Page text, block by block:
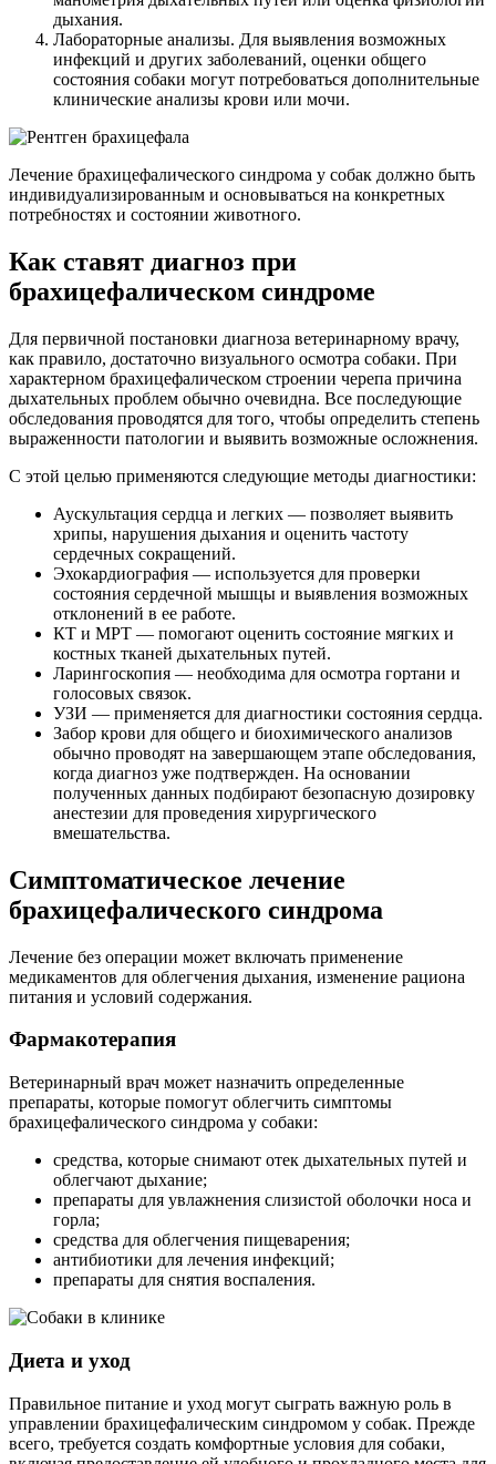
дыхания.
Лабораторные анализы. Для выявления возможных
инфекций и других заболеваний, оценки общего
состояния собаки могут потребоваться дополнительные
клинические анализы крови или мочи.
Лечение брахицефалического синдрома у собак должно быть
индивидуализированным и основываться на конкретных
потребностях и состоянии животного.
Как ставят диагноз при
брахицефалическом синдроме
Для первичной постановки диагноза ветеринарному врачу,
как правило, достаточно визуального осмотра собаки. При
характерном брахицефалическом строении черепа причина
дыхательных проблем обычно очевидна. Все последующие
обследования проводятся для того, чтобы определить степень
выраженности патологии и выявить возможные осложнения.
С этой целью применяются следующие методы диагностики:
Аускультация сердца и легких — позволяет выявить
хрипы, нарушения дыхания и оценить частоту
сердечных сокращений.
Эхокардиография — используется для проверки
состояния сердечной мышцы и выявления возможных
отклонений в ее работе.
КТ и МРТ — помогают оценить состояние мягких и
костных тканей дыхательных путей.
Ларингоскопия — необходима для осмотра гортани и
голосовых связок.
УЗИ — применяется для диагностики состояния сердца.
Забор крови для общего и биохимического анализов
обычно проводят на завершающем этапе обследования,
когда диагноз уже подтвержден. На основании
полученных данных подбирают безопасную дозировку
анестезии для проведения хирургического
вмешательства.
Симптоматическое лечение
брахицефалического синдрома
Лечение без операции может включать применение
медикаментов для облегчения дыхания, изменение рациона
питания и условий содержания.
Фармакотерапия
Ветеринарный врач может назначить определенные
препараты, которые помогут облегчить симптомы
брахицефалического синдрома у собаки:
средства, которые снимают отек дыхательных путей и
облегчают дыхание;
препараты для увлажнения слизистой оболочки носа и
горла;
средства для облегчения пищеварения;
антибиотики для лечения инфекций;
препараты для снятия воспаления.
Диета и уход
Правильное питание и уход могут сыграть важную роль в
управлении брахицефалическим синдромом у собак. Прежде
всего, требуется создать комфортные условия для собаки,